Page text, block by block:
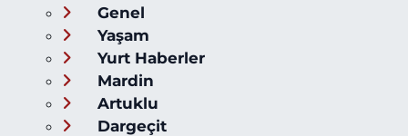
Genel
Yaşam
Yurt Haberler
Mardin
Artuklu
Dargeçit